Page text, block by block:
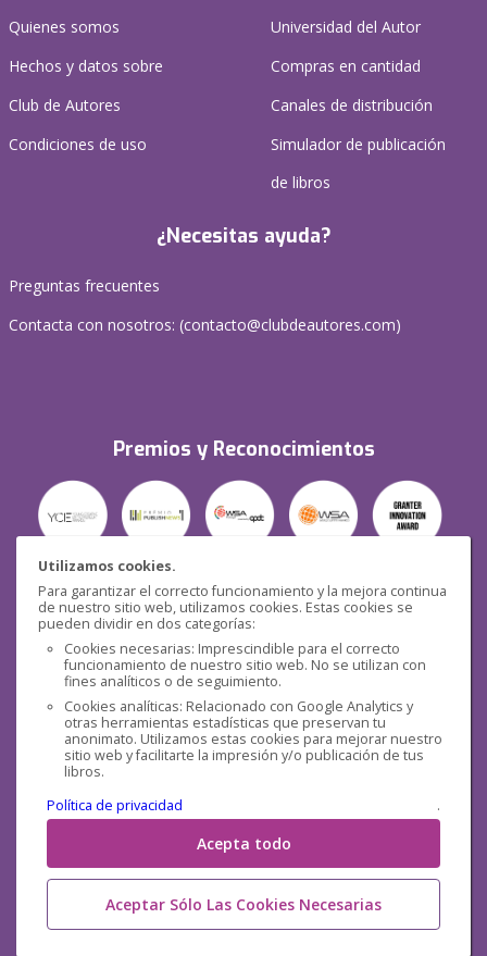
Utilizamos cookies.
Para garantizar el correcto funcionamiento y la mejora continua
de nuestro sitio web, utilizamos cookies. Estas cookies se
pueden dividir en dos categorías:
Cookies necesarias: Imprescindible para el correcto
funcionamiento de nuestro sitio web. No se utilizan con
fines analíticos o de seguimiento.
Cookies analíticas: Relacionado con Google Analytics y
otras herramientas estadísticas que preservan tu
anonimato. Utilizamos estas cookies para mejorar nuestro
sitio web y facilitarte la impresión y/o publicación de tus
libros.
Política de privacidad
.
Acepta todo
Aceptar Sólo Las Cookies Necesarias
Quienes somos
Hechos y datos sobre
Club de Autores
Condiciones de uso
Universidad del Autor
Compras en cantidad
Canales de distribución
Simulador de publicación
de libros
¿Necesitas ayuda?
Preguntas frecuentes
Contacta con nosotros: (contacto@clubdeautores.com)
Premios y Reconocimientos
Seguridad
Redes sociales